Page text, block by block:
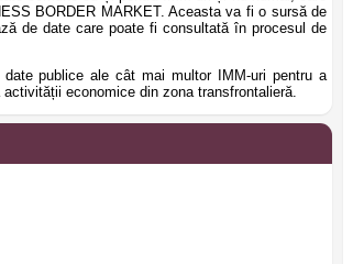
BORDER MARKET. Aceasta va fi o sursă de
de date care poate fi consultată în procesul de
publice ale cât mai multor IMM-uri pentru a
economice din zona transfrontalieră.